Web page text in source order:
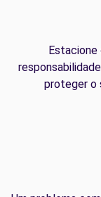
Estacione
proteger o